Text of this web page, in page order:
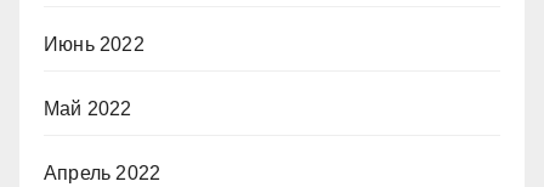
Июнь 2022
Май 2022
Апрель 2022